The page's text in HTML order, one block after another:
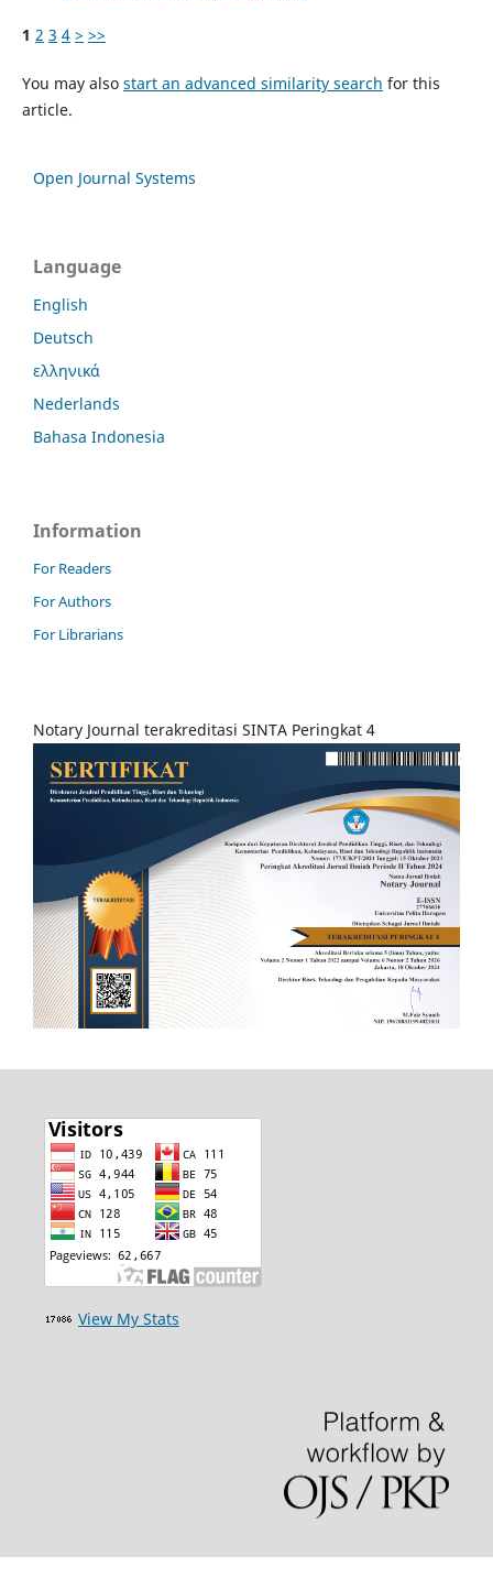
1 2 3 4 > >>
You may also start an advanced similarity search for this
article.
Open Journal Systems
Language
English
Deutsch
ελληνικά
Nederlands
Bahasa Indonesia
Information
For Readers
For Authors
For Librarians
Notary Journal terakreditasi SINTA Peringkat 4
View My Stats